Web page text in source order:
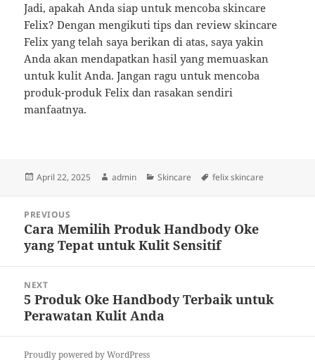
Jadi, apakah Anda siap untuk mencoba skincare
Felix? Dengan mengikuti tips dan review skincare
Felix yang telah saya berikan di atas, saya yakin
Anda akan mendapatkan hasil yang memuaskan
untuk kulit Anda. Jangan ragu untuk mencoba
produk-produk Felix dan rasakan sendiri
manfaatnya.
Posted
April 22, 2025 Author
admin Categories
Skincare Tags
felix skincare
navigation
PREVIOUS
Previous
post:
Cara Memilih Produk Handbody Oke
yang Tepat untuk Kulit Sensitif
NEXT
Next
post:
5 Produk Oke Handbody Terbaik untuk
Perawatan Kulit Anda
Proudly powered by WordPress